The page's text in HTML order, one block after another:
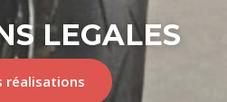
LEGALES
réalisations